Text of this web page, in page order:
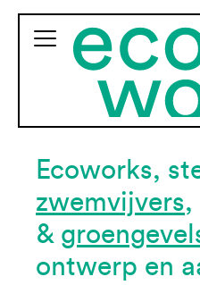
Ecoworks,
zwemvijvers,
&
ontwerp en